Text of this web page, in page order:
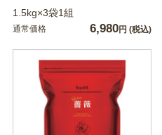
1.5kg×3袋1組
通常価格 6,980円 (税込)